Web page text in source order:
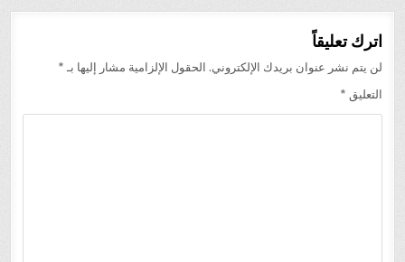
اترك تعليقاً
لن يتم نشر عنوان بريدك الإلكتروني. الحقول الإلزامية مشار إليها بـ *
التعليق *